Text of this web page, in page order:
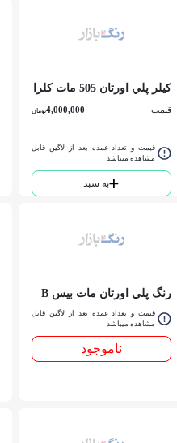
كيلر پلي اورتان 505 مات کلرا
گالن
قیمت 4,000,000تومان
قیمت و تعداد عمده بعد از لاگین قابل
مشاهده میباشد
به سبد
رنگ پلي اورتان مات بيس B
کلرا كوارت
قیمت و تعداد عمده بعد از لاگین قابل
مشاهده میباشد
ناموجود